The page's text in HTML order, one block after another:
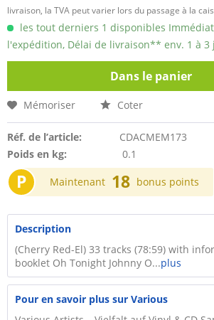
livraison, la TVA peut varier lors du passage à la
les tout derniers 1 disponibles
l'expédition, Délai de livraison** env. 1 à 3
Dans le panier
Mémoriser Coter
Réf. de l’article:
CDACMEM173
Poids en kg:
0.1
P Maintenant 18 bonus points
Description
(Cherry Red-El) 33 tracks (78:59) with
booklet Oh Tonight Johnny O...plus
Pour en savoir plus sur Various